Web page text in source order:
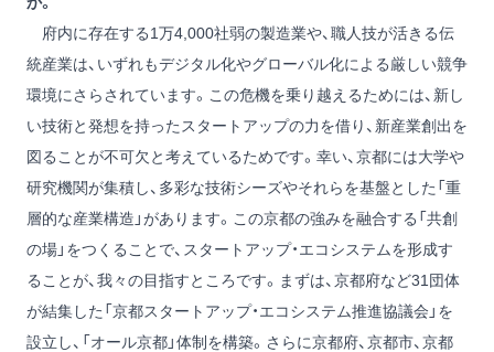
府内に存在する1万4,000社弱の製造業や、職人技が活きる伝
統産業は、いずれもデジタル化やグローバル化による厳しい競争
環境にさらされています。この危機を乗り越えるためには、新し
い技術と発想を持ったスタートアップの力を借り、新産業創出を
図ることが不可欠と考えているためです。幸い、京都には大学や
研究機関が集積し、多彩な技術シーズやそれらを基盤とした「重
層的な産業構造」があります。この京都の強みを融合する「共創
の場」をつくることで、スタートアップ・エコシステムを形成す
ることが、我々の目指すところです。まずは、京都府など31団体
が結集した「京都スタートアップ・エコシステム推進協議会」を
設立し、「オール京都」体制を構築。さらに京都府、京都市、京都